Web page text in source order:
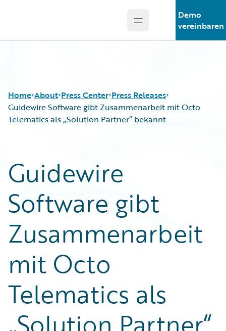
Open main menu
Demo
vereinbaren
Home About Press Center Press Releases
Guidewire Software gibt Zusammenarbeit mit Octo
Telematics als „Solution Partner“ bekannt
Guidewire
Software gibt
Zusammenarbeit
mit Octo
Telematics als